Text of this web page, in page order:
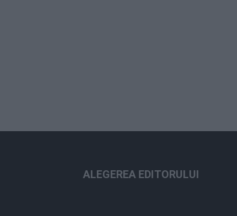
ALEGEREA EDITORULUI